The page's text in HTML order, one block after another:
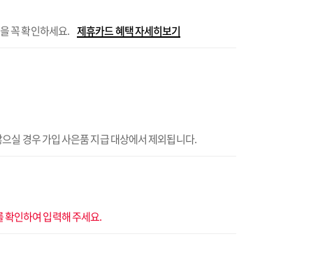
꼭 확인하세요. 제휴카드 혜택 자세히보기
실 경우 가입 사은품 지급 대상에서 제외됩니다.
확인하여 입력해 주세요.